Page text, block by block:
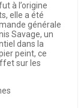
à l’origine
elle a été
générale
Savage, un
dans la
peint, ce
sur les